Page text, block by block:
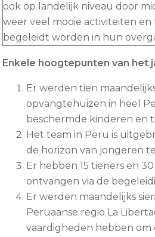
ook op landelijk niveau door
weer veel mooie activiteiten
begeleidt worden in hun
Enkele hoogtepunten van het
Er werden tien
opvangtehuizen in heel
beschermde kinderen en
Het team in Peru is
de horizon van jongeren
Er hebben 15 tieners en
ontvangen via de
Er werden maandelijks
Peruaanse regio La
vaardigheden hebben om